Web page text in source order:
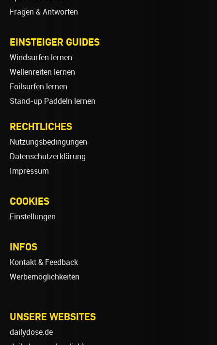
Fragen & Antworten
EINSTEIGER GUIDES
Windsurfen lernen
Wellenreiten lernen
Foilsurfen lernen
Stand-up Paddeln lernen
RECHTLICHES
Nutzungsbedingungen
Datenschutzerklärung
Impressum
COOKIES
Einstellungen
INFOS
Kontakt & Feedback
Werbemöglichkeiten
UNSERE WEBSITES
dailydose.de